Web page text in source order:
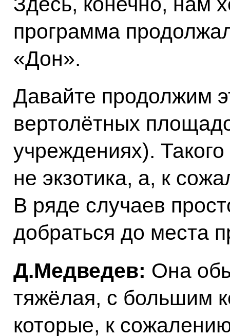
программа
«Дон».
Давайте продолжим
вертолётных
учреждениях).
не экзотика, а, к
В ряде случаев
добраться до места
Д.Медведев: Она
тяжёлая, с большим
которые, к